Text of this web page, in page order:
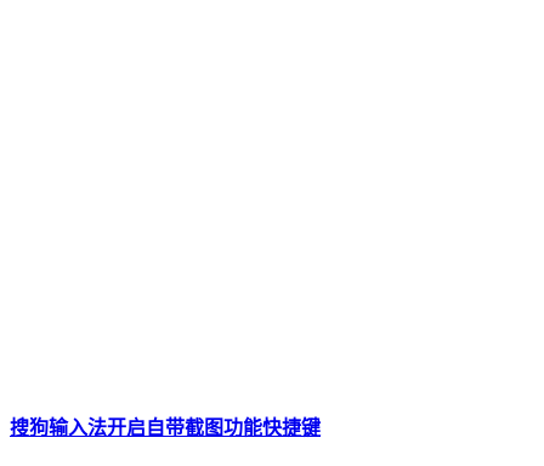
搜狗输入法开启自带截图功能快捷键